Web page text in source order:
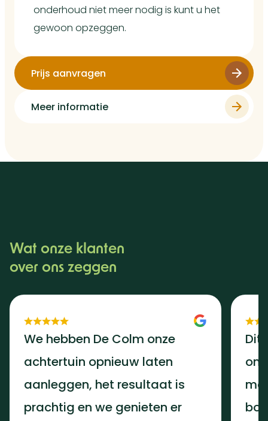
onderhoud niet meer nodig is kunt u het
gewoon opzeggen.
Prijs aanvragen
Meer informatie
Wat onze klanten
over ons zeggen
We hebben De Colm onze
achtertuin opnieuw laten
aanleggen, het resultaat is
prachtig en we genieten er
Dit